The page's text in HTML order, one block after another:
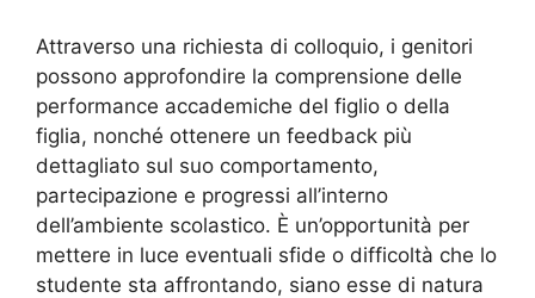
Attraverso una richiesta di colloquio, i genitori
possono approfondire la comprensione delle
performance accademiche del figlio o della
figlia, nonché ottenere un feedback più
dettagliato sul suo comportamento,
partecipazione e progressi all’interno
dell’ambiente scolastico. È un’opportunità per
mettere in luce eventuali sfide o difficoltà che lo
studente sta affrontando, siano esse di natura